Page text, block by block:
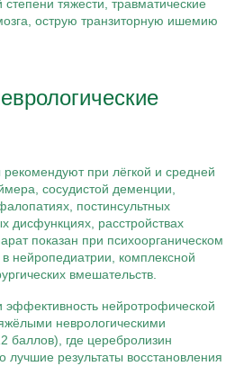
тяжести, травматические
острую транзиторную ишемию
при лёгкой и средней
сосудистой деменции,
постинсультных
дисфункциях, расстройствах
показан при психоорганическом
нейропедиатрии, комплексной
вмешательств.
эффективность нейротрофической
неврологическими
баллов), где церебролизин
лучшие результаты восстановления